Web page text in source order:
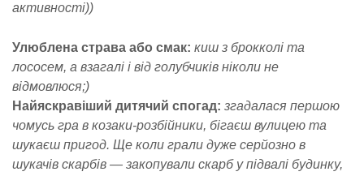
активності))
Улюблена страва або смак: киш з брокколі та
лососем, а взагалі і від голубчиків ніколи не
відмовлюся;)
Найяскравіший дитячий спогад: згадалася першою
чомусь гра в козаки-розбійники, бігаєш вулицею та
шукаєш пригод. Ще коли грали дуже серйозно в
шукачів скарбів — закопували скарб у підвалі будинку,